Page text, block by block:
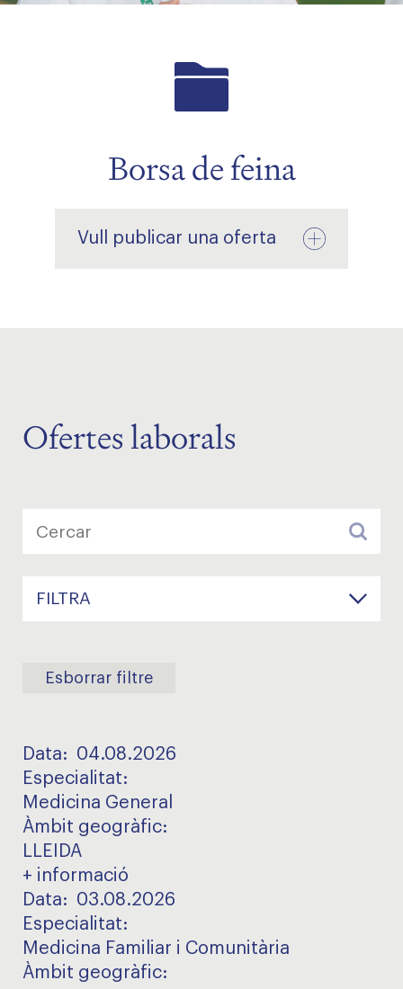
Borsa de feina
Vull publicar una oferta
Ofertes laborals
FILTRA
Esborrar filtre
Data: 04.08.2026
Especialitat:
Medicina General
Àmbit geogràfic:
LLEIDA
+ informació
Data: 03.08.2026
Especialitat:
Medicina Familiar i Comunitària
Àmbit geogràfic: